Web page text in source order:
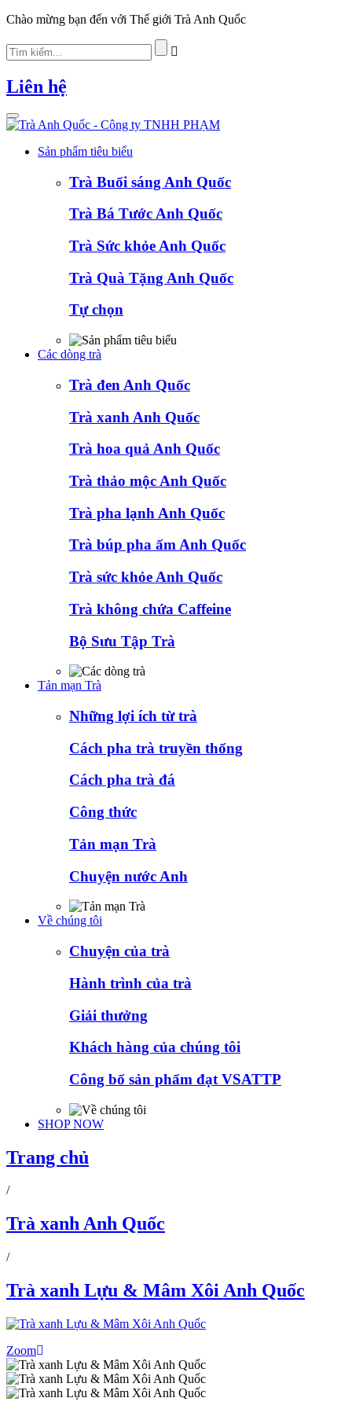
Chào mừng bạn đến với Thế giới Trà Anh Quốc
Liên hệ
Toggle
navigation
Sản phẩm tiêu biểu
Trà Buổi sáng Anh Quốc
Trà Bá Tước Anh Quốc
Trà Sức khỏe Anh Quốc
Trà Quà Tặng Anh Quốc
Tự chọn
Các dòng trà
Trà đen Anh Quốc
Trà xanh Anh Quốc
Trà hoa quả Anh Quốc
Trà thảo mộc Anh Quốc
Trà pha lạnh Anh Quốc
Trà búp pha ấm Anh Quốc
Trà sức khỏe Anh Quốc
Trà không chứa Caffeine
Bộ Sưu Tập Trà
Tản mạn Trà
Những lợi ích từ trà
Cách pha trà truyền thống
Cách pha trà đá
Công thức
Tản mạn Trà
Chuyện nước Anh
Về chúng tôi
Chuyện của trà
Hành trình của trà
Giải thưởng
Khách hàng của chúng tôi
Công bố sản phẩm đạt VSATTP
SHOP NOW
Trang chủ
/
Trà xanh Anh Quốc
/
Trà xanh Lựu & Mâm Xôi Anh Quốc
Zoom